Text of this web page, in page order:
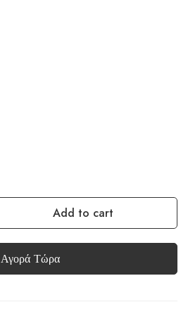
Add to cart
Αγορά Τώρα